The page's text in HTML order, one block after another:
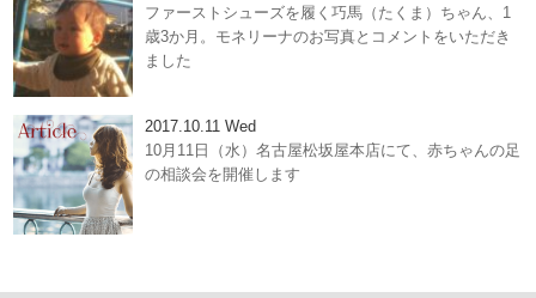
ファーストシューズを履く巧馬（たくま）ちゃん、1
歳3か月。モネリーナのお写真とコメントをいただき
ました
2017.10.11 Wed
10月11日（水）名古屋松坂屋本店にて、赤ちゃんの足
の相談会を開催します